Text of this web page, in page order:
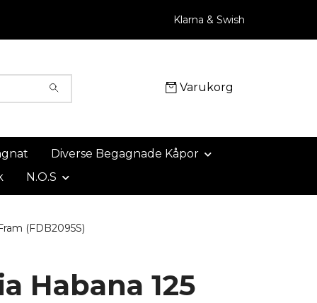
Klarna & Swish
Varukorg
Diverse Begagnade Kåpor
N.O.S
(FDB2095S)
Habana 125